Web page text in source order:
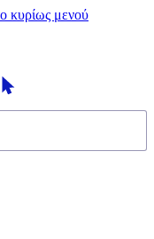
κυρίως μενού